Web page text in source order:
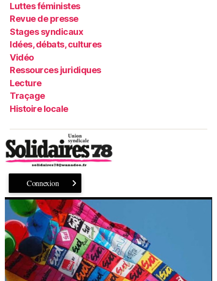
Luttes féministes
Revue de presse
Stages syndicaux
Idées, débats, cultures
Vidéo
Ressources juridiques
Lecture
Traçage
Histoire locale
Connexion